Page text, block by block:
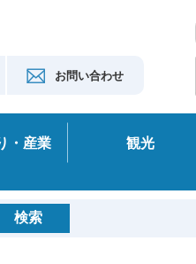
お問い合わせ
・産業 観光